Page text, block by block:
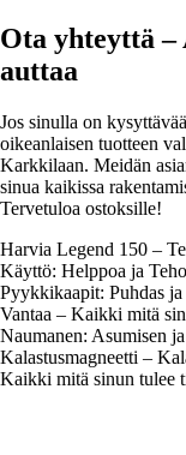
Ota yhteyttä
auttaa
Jos sinulla on
oikeanlaisen tuotteen
Karkkilaan. Meidän
sinua kaikissa
Tervetuloa ostoksille!
Harvia Legend 150 –
Käyttö: Helppoa ja
Pyykkikaapit: Puhdas
Vantaa – Kaikki mitä
Naumanen: Asumisen
Kalastusmagneetti –
Kaikki mitä sinun tulee